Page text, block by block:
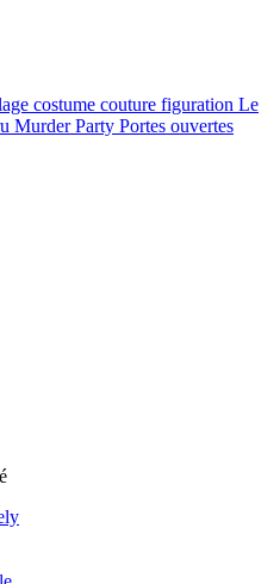
costume couture figuration Le
Murder Party Portes ouvertes